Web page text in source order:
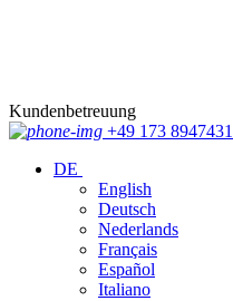
Kundenbetreuung
+49 173 8947431
DE
English
Deutsch
Nederlands
Français
Español
Italiano